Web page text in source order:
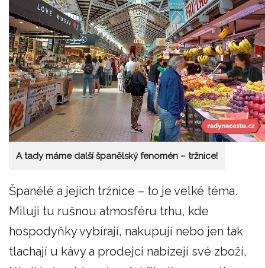
A tady máme další španělský fenomén – tržnice!
Španělé a jejich tržnice – to je velké téma.
Miluji tu rušnou atmosféru trhu, kde
hospodyňky vybírají, nakupují nebo jen tak
tlachají u kávy a prodejci nabízejí své zboží,